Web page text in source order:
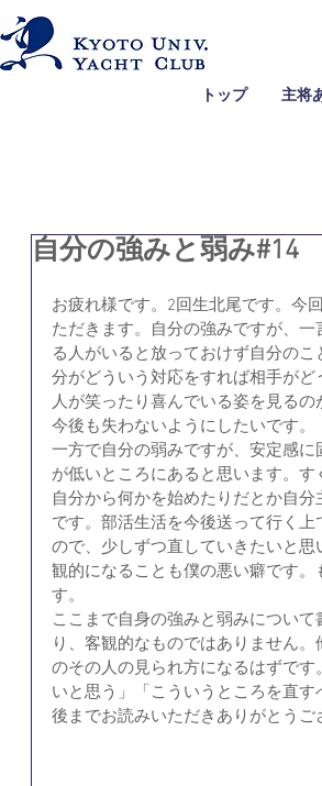
トップ 主将
自分の強みと弱み#14
お疲れ様です。2回生北尾です。今
ただきます。自分の強みですが、
る人がいると放っておけず自分の
分がどういう対応をすれば相手が
人が笑ったり喜んでいる姿を見る
今後も失わないようにしたいです。
一方で自分の弱みですが、安定感
が低いところにあると思います。
自分から何かを始めたりだとか自
です。部活生活を今後送って行く
ので、少しずつ直していきたいと
観的になることも僕の悪い癖です
す。
ここまで自身の強みと弱みについ
り、客観的なものではありません
のその人の見られ方になるはずで
いと思う」「こういうところを直
後までお読みいただきありがとうご